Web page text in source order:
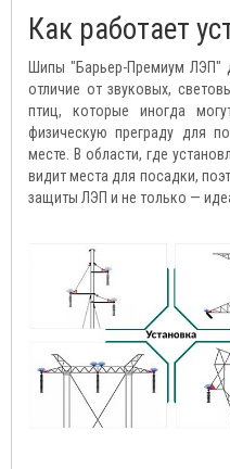
Как работает
Шипы "Барьер-Премиум ЛЭП"
отличие от звуковых,
птиц, которые иногда
физическую преграду для
месте. В области, где
видит места для посадки,
защиты ЛЭП и не только —